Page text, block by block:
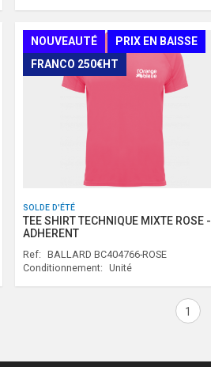
NOUVEAUTÉ
PRIX EN BAISSE
FRANCO 250€HT
SOLDE D'ÉTÉ
TEE SHIRT TECHNIQUE MIXTE ROSE -
ADHERENT
Ref:
BALLARD BC404766-ROSE
Conditionnement:
Unité
1